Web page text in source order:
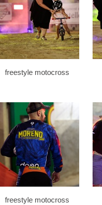
freestyle motocross
freestyle motocross